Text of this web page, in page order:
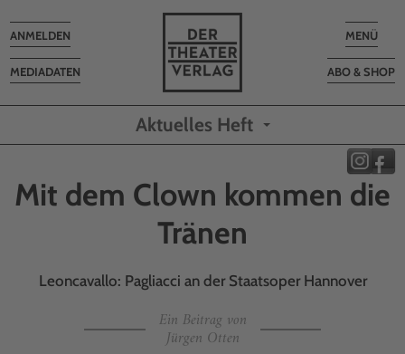
Toggle
MENÜ
ABO & SHOP
MEDIADATEN
Toggle
navigation
ANMELDEN
Aktuelles Heft
Mit dem Clown kommen die
Tränen
Leoncavallo: Pagliacci an der Staatsoper Hannover
Ein Beitrag von
Jürgen Otten